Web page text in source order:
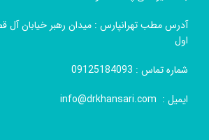
اول
شماره تماس :
ایمیل : info@drkhansari.com